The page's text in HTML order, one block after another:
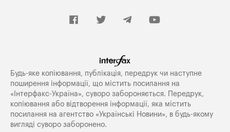
Будь-яке копiювання, публiкацiя, передрук чи наступне
поширення iнформацiї, що мiстить посилання на
«Iнтерфакс-Україна», суворо забороняється. Передрук,
копіювання або відтворення інформації, яка містить
посилання на агентство «Українські Новини», в будь-якому
вигляді суворо заборонено.